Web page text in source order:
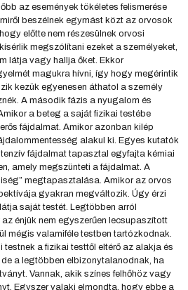
az események tökéletes felismerése
beszélnek egymást közt az orvosok
előtte nem részesülnek orvosi
megszólítani ezeket a személyeket,
látja vagy hallja őket. Ekkor
magukra hívni, így hogy megérintik
kezük egyenesen áthatol a személy
A második fázis a nyugalom és
a beteg a saját fizikai testébe
fájdalmat. Amikor azonban kilép
alakul ki. Egyes kutatók
fájdalmat tapasztal egyfajta kémiai
amely megszünteti a fájdalmat. A
megtapasztalása. Amikor az orvos
gyakran megváltozik. Úgy érzi
saját testét. Legtöbben arról
énjük nem egyszerűen lecsupaszított
mégis valamiféle testben tartózkodnak.
a fizikai testtől eltérő az alakja és
a legtöbben elbizonytalanodnak, ha
Vannak, akik színes felhőhöz vagy
Egyszer valaki elmondta, hogy ebbe a